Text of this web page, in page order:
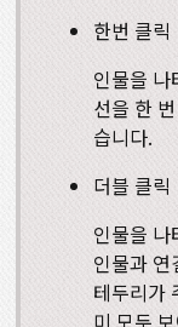
한번 클릭
인물을
선을 한
습니다.
더블 클릭
인물을
인물과 연
테두리가
미 모두